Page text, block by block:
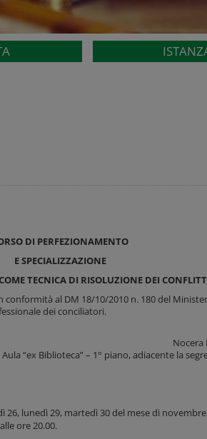
DI PERFEZIONAMENTO
E SPECIALIZZAZIONE
TECNICA DI RISOLUZIONE DEI
al DM 18/10/2010 n. 180 del
dei conciliatori.
Nocera
Aula “ex Biblioteca” – 1° piano, adiacente la
26, lunedì 29, martedì 30 del mese di
ore 20.00.